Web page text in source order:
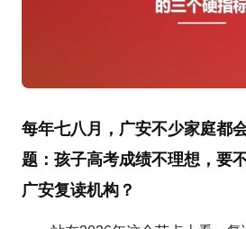
每年七八月，广安不少家庭都
题：孩子高考成绩不理想，要
广安复读机构？